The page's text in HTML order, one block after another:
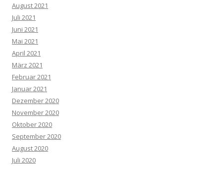
August 2021
Juli 2021
Juni 2021
Mai 2021
April 2021
März 2021
Februar 2021
Januar 2021
Dezember 2020
November 2020
Oktober 2020
September 2020
August 2020
Juli 2020